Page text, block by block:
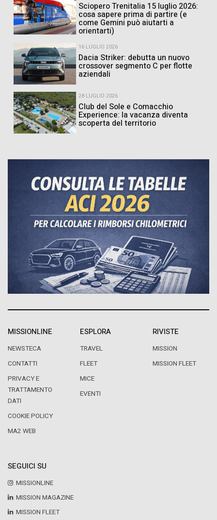
Sciopero Trenitalia 15 luglio 2026:
cosa sapere prima di partire (e
come Gemini può aiutarti a
orientarti)
16 LUGLIO 2026
Dacia Striker: debutta un nuovo
crossover segmento C per flotte
aziendali
28 LUGLIO 2026
Club del Sole e Comacchio
Experience: la vacanza diventa
scoperta del territorio
MISSIONLINE
NEWSTECA
CONTATTI
PRIVACY E
TRATTAMENTO
DATI
COOKIE POLICY
MA2 WEB
ESPLORA
TRAVEL
FLEET
MICE
EVENTI
RIVISTE
MISSION
MISSION FLEET
SEGUICI SU
MISSIONLINE
MISSION MAGAZINE
MISSION FLEET